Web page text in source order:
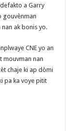
a Garry
gouvènman
ak bonis yo.
CNE yo an
mouvman nan
chaje ki ap dòmi
pa ka voye pitit